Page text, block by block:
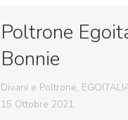
Poltrone
Bonnie
Divani e Poltrone,
15 Ottobre 2021